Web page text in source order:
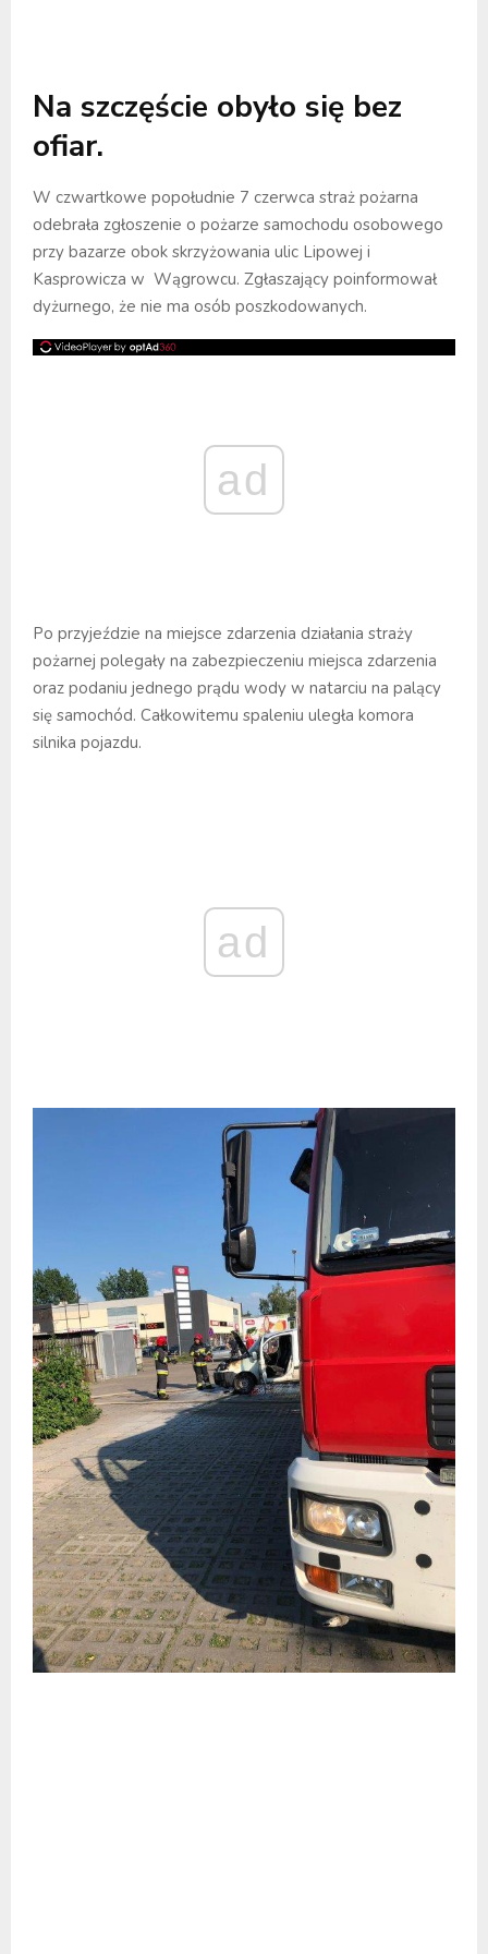
Na szczęście obyło się bez
ofiar.
W czwartkowe popołudnie 7 czerwca straż pożarna
odebrała zgłoszenie o pożarze samochodu osobowego
przy bazarze obok skrzyżowania ulic Lipowej i
Kasprowicza w Wągrowcu. Zgłaszający poinformował
dyżurnego, że nie ma osób poszkodowanych.
ad
Po przyjeździe na miejsce zdarzenia działania straży
pożarnej polegały na zabezpieczeniu miejsca zdarzenia
oraz podaniu jednego prądu wody w natarciu na palący
się samochód. Całkowitemu spaleniu uległa komora
silnika pojazdu.
ad